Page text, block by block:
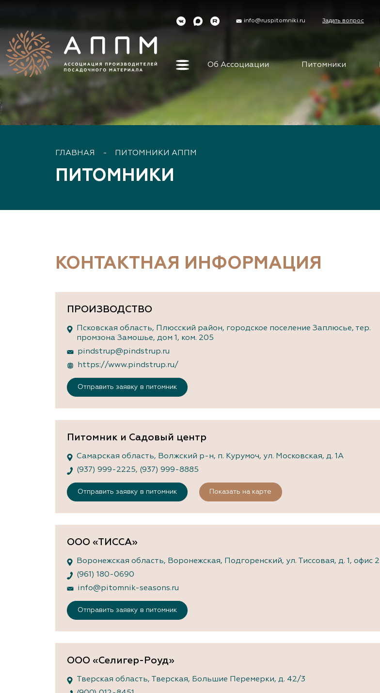
info@ruspitomniki.ru Задать вопрос
Об Ассоциации Питомники
Об ассоциации
Органы управления
Реквизиты АППМ
представительства
Питомники АППМ
Партнеры питомников
ГЛАВНАЯ - ПИТОМНИКИ АППМ
ПИТОМНИКИ
КОНТАКТНАЯ ИНФОРМАЦИЯ
ПРОИЗВОДСТВО
Псковская область, Плюсский район, городское поселение Заплюсье, тер.
промзона Замошье, дом 1, ком. 205
pindstrup@pindstrup.ru
https://www.pindstrup.ru/
Отправить заявку в питомник
Питомник и Садовый центр
Самарская область, Волжский р-н, п. Курумоч, ул. Московская, д. 1А
(937) 999-2225, (937) 999-8885
Отправить заявку в питомник Показать на карте
ООО «ТИССА»
Воронежская область, Воронежская, Подгоренский, ул. Тиссовая, д. 1, офис 2
(961) 180-0690
info@pitomnik-seasons.ru
Отправить заявку в питомник
ООО «Селигер-Роуд»
Тверская область, Тверская, Большие Перемерки, д. 42/3